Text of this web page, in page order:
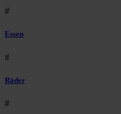
#
Essen
#
Räder
#